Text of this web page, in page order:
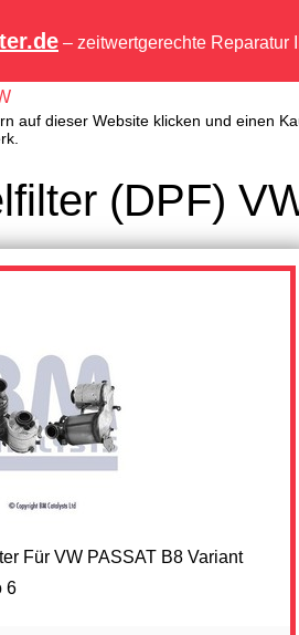
– zeitwertgerechte Reparatur
auf dieser Website klicken und einen
(DPF)
Für VW PASSAT B8 Variant
6